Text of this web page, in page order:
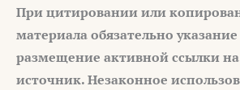
При цитировании или
материала обязательно
размещение активной ссылки
источник. Незаконное